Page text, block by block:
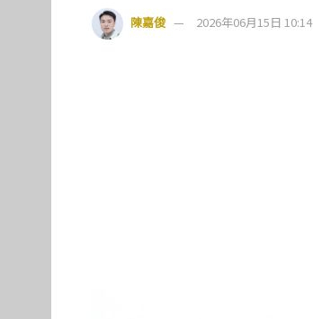
陳嘉俊 2026年06月15日 10:14